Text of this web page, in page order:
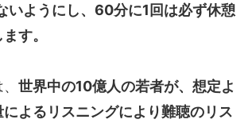
いようにし、60分に1回は必ず休憩
す。
世界中の10億人の若者が、想定よ
によるリスニングにより難聴のリス